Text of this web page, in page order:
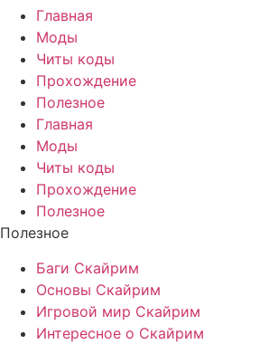
Главная
Моды
Читы коды
Прохождение
Полезное
Главная
Моды
Читы коды
Прохождение
Полезное
Полезное
Баги Скайрим
Основы Скайрим
Игровой мир Скайрим
Интересное о Скайрим